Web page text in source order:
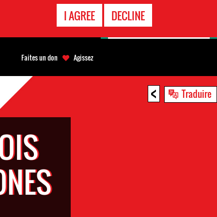
I AGREE DECLINE
< Traduire
Faites un don Agissez
D'URGENCE